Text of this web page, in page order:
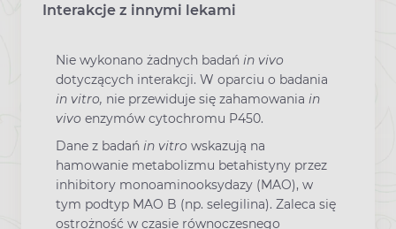
Interakcje z innymi lekami
Nie wykonano żadnych badań in vivo
dotyczących interakcji. W oparciu o badania
in vitro, nie przewiduje się zahamowania in
vivo enzymów cytochromu P450.
Dane z badań in vitro wskazują na
hamowanie metabolizmu betahistyny przez
inhibitory monoaminooksydazy (MAO), w
tym podtyp MAO B (np. selegilina). Zaleca się
ostrożność w czasie równoczesnego